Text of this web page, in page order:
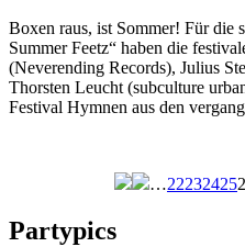
Boxen raus, ist Sommer! Für die
Summer Feetz“ haben die
(Neverending Records), Julius
Thorsten Leucht (subculture
Festival Hymnen aus den
…22232425
Partypics